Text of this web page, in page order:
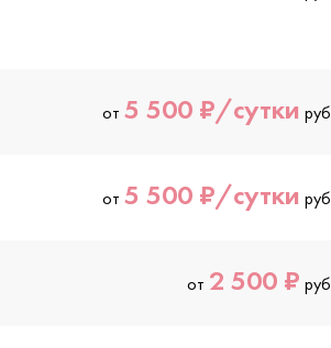
от 5 500 ₽/сутки руб
от 5 500 ₽/сутки руб
от 2 500 ₽ руб